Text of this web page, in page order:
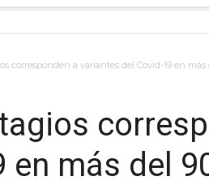
corresponden a variantes del Covid-19 en más
en más del